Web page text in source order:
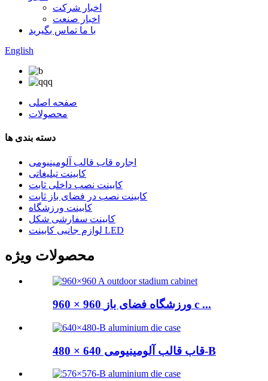
اخبار شرکت
اخبار صنعت
با ما تماس بگیرید
English
صفحه اصلی
محصولات
دسته بندی ها
اجاره قاب قالب آلومینیومی
کابینت تبلیغاتی
کابینت نصب داخلی ثابت
کابینت نصب در فضای باز ثابت
کابینت ورزشگاه
کابینت سفارشی شکل
لوازم جانبی کابینت LED
محصولات ویژه
960 × 960 ورزشگاه فضای باز c ...
قاب قالب آلومینیومی 640 × 480-B